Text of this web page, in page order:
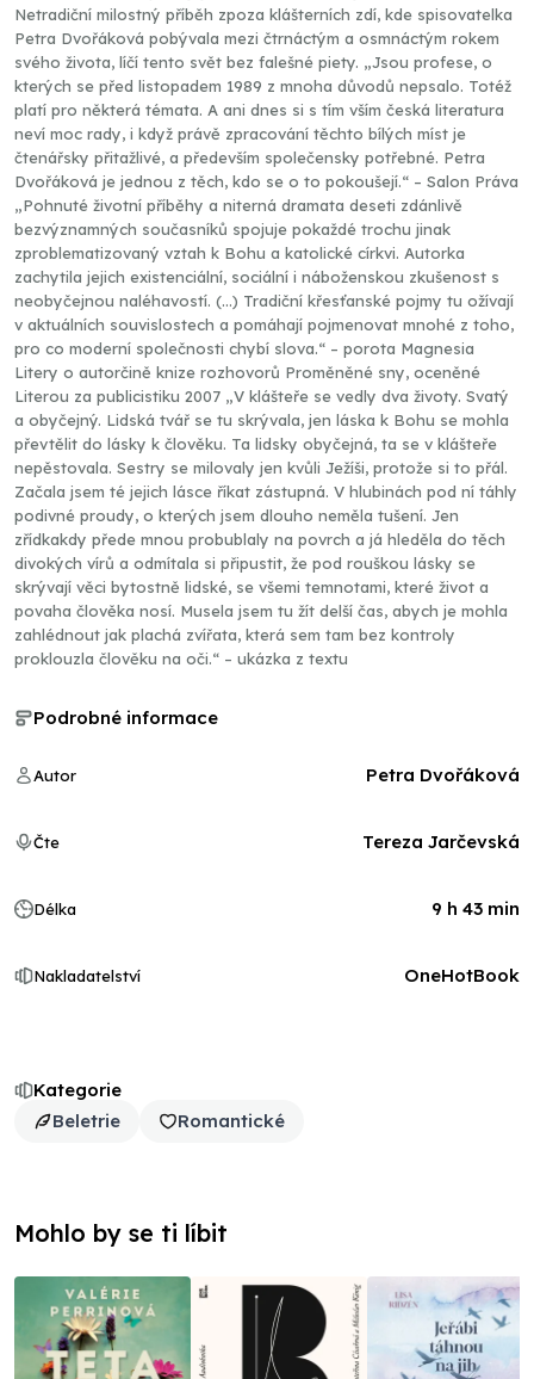
Netradiční milostný příběh zpoza klášterních zdí, kde spisovatelka
Petra Dvořáková pobývala mezi čtrnáctým a osmnáctým rokem
svého života, líčí tento svět bez falešné piety. „Jsou profese, o
kterých se před listopadem 1989 z mnoha důvodů nepsalo. Totéž
platí pro některá témata. A ani dnes si s tím vším česká literatura
neví moc rady, i když právě zpracování těchto bílých míst je
čtenářsky přitažlivé, a především společensky potřebné. Petra
Dvořáková je jednou z těch, kdo se o to pokoušejí.“ – Salon Práva
„Pohnuté životní příběhy a niterná dramata deseti zdánlivě
bezvýznamných současníků spojuje pokaždé trochu jinak
zproblematizovaný vztah k Bohu a katolické církvi. Autorka
zachytila jejich existenciální, sociální i náboženskou zkušenost s
neobyčejnou naléhavostí. (…) Tradiční křesťanské pojmy tu ožívají
v aktuálních souvislostech a pomáhají pojmenovat mnohé z toho,
pro co moderní společnosti chybí slova.“ – porota Magnesia
Litery o autorčině knize rozhovorů Proměněné sny, oceněné
Literou za publicistiku 2007 „V klášteře se vedly dva životy. Svatý
a obyčejný. Lidská tvář se tu skrývala, jen láska k Bohu se mohla
převtělit do lásky k člověku. Ta lidsky obyčejná, ta se v klášteře
nepěstovala. Sestry se milovaly jen kvůli Ježíši, protože si to přál.
Začala jsem té jejich lásce říkat zástupná. V hlubinách pod ní táhly
podivné proudy, o kterých jsem dlouho neměla tušení. Jen
zřídkakdy přede mnou probublaly na povrch a já hleděla do těch
divokých vírů a odmítala si připustit, že pod rouškou lásky se
skrývají věci bytostně lidské, se všemi temnotami, které život a
povaha člověka nosí. Musela jsem tu žít delší čas, abych je mohla
zahlédnout jak plachá zvířata, která sem tam bez kontroly
proklouzla člověku na oči.“ – ukázka z textu
Kategorie
Beletrie
Romantické
Podrobné informace
Autor Petra Dvořáková
Čte Tereza Jarčevská
Délka 9 h 43 min
Nakladatelství OneHotBook
Mohlo by se ti líbit